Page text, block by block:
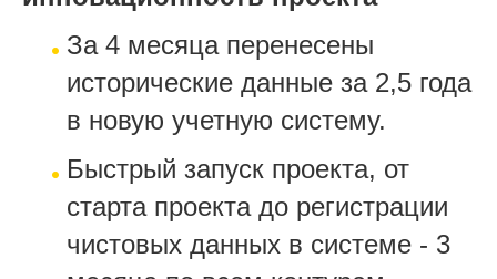
За 4 месяца перенесены
исторические данные за 2,5 года
в новую учетную систему.
Быстрый запуск проекта, от
старта проекта до регистрации
чистовых данных в системе - 3